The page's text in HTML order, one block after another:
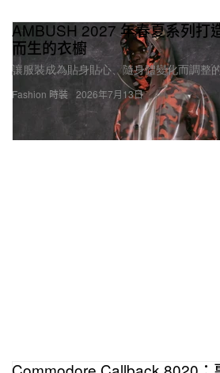
Fashion 時裝
AMBUSH 2027 年春夏系列打
而生的衣櫥
讓服裝成為貼身貼心、隨身體變化而調整
2026年7月13日